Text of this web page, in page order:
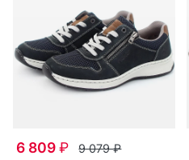
6 809₽ 9 079₽